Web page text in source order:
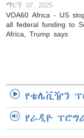
ማርች 07, 2025
VOA60 Africa - US
all federal funding to
Africa, Trump says
የቴሌቪዥን
የራዲዮ